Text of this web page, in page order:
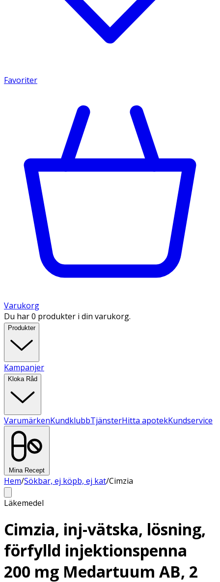
Favoriter
Varukorg
Du har 0 produkter i din varukorg.
Produkter
Kampanjer
Kloka Råd
VarumärkenKundklubbTjänsterHitta apotekKundservice
Mina Recept
Hem/Sökbar, ej köpb, ej kat/Cimzia
Läkemedel
Cimzia, inj-vätska, lösning,
förfylld injektionspenna
200 mg Medartuum AB, 2